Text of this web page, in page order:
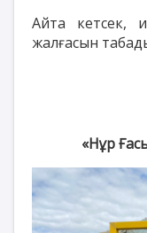
Айта кетсек,
жалғасын
«Нұр